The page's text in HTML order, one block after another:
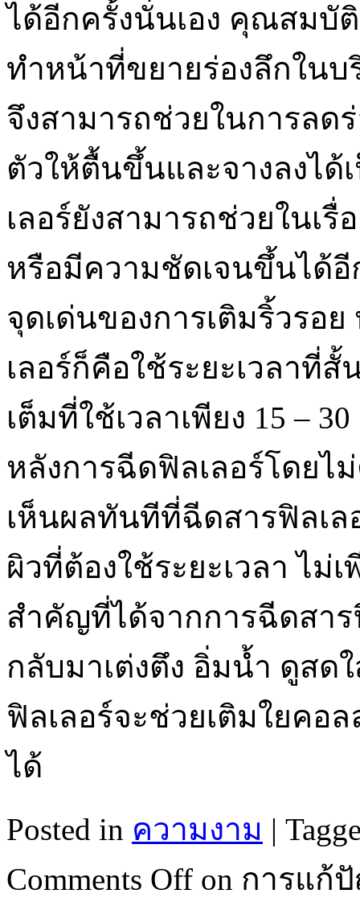
ได้อีกครั้งนั่นเอง คุณสมบั
ทำหน้าที่ขยายร่องลึกใน
จึงสามารถช่วยในการลด
ตัวให้ตื้นขึ้นและจางลงไ
เลอร์ยังสามารถช่วยในเ
หรือมีความชัดเจนขึ้นได้
จุดเด่นของการเติมริ้วรอ
เลอร์ก็คือใช้ระยะเวลาที่
เต็มที่ใช้เวลาเพียง 15 –
หลังการฉีดฟิลเลอร์โดยไ
เห็นผลทันทีที่ฉีดสารฟิลเ
ผิวที่ต้องใช้ระยะเวลา ไ
สำคัญที่ได้จากการฉีดสา
กลับมาเต่งตึง อิ่มน้ำ ดูสด
ฟิลเลอร์จะช่วยเติมใยคอ
ได้
Posted in ความงาม |
Comments Off on การแก้